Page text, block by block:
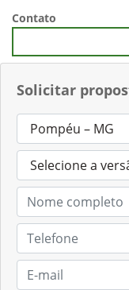
Solicitar
Contato